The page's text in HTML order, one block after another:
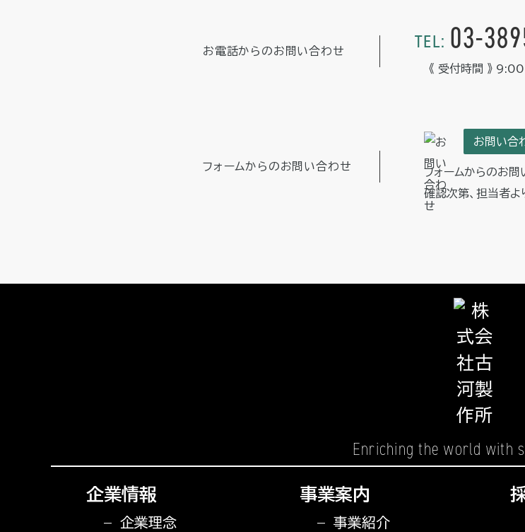
お電話からのお問い合わせ TEL: 03-
《 受付時間 》
フォームからのお問い合わせ
お問い合
フォームからのお問
確認次第、担当者よ
Enriching the world with
企業情報
企業理念
事業案内
事業紹介